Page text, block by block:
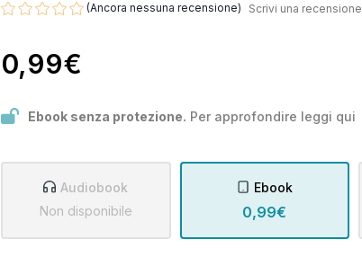
(Ancora nessuna recensione) Scrivi una recensione
0,99€
Ebook senza protezione. Per approfondire leggi qui
Audiobook
Non disponibile
Ebook
0,99€